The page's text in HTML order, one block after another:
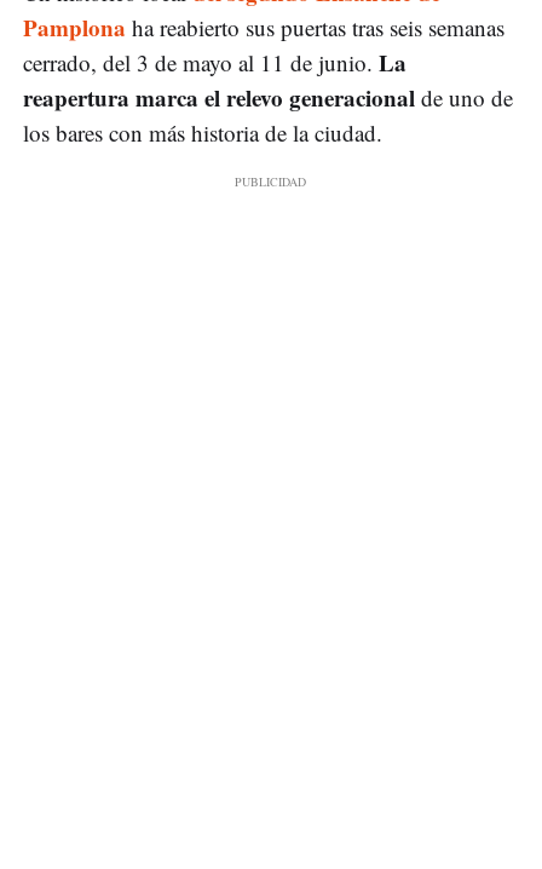
Pamplona ha reabierto sus puertas tras seis semanas
cerrado, del 3 de mayo al 11 de junio. La
reapertura marca el relevo generacional de uno de
los bares con más historia de la ciudad.